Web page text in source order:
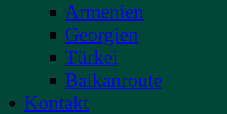
Armenien
Georgien
Türkei
Balkanroute
Kontakt